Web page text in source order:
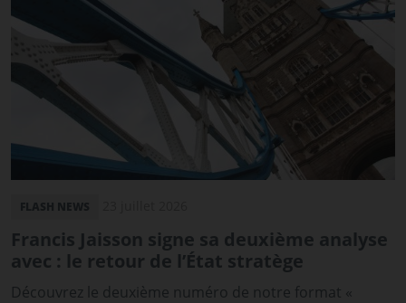
Francis Jaisson signe sa deuxième analyse
avec : le retour de l’État stratège
Découvrez le deuxième numéro de notre format «